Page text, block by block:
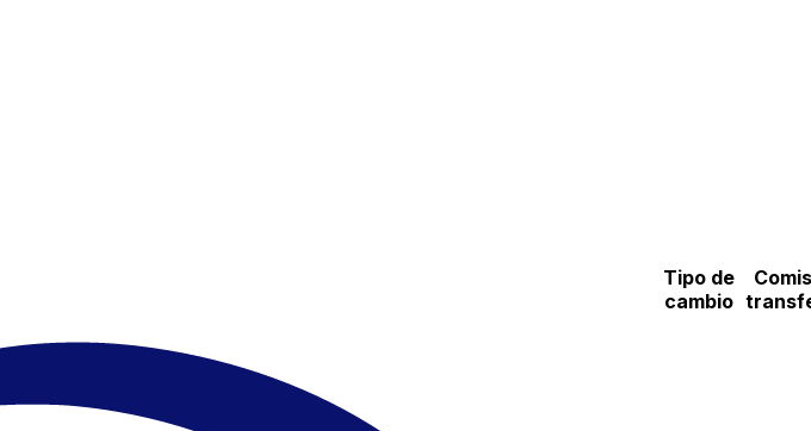
Tipo de
cambio